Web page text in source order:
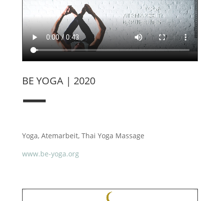
BE YOGA | 2020
—
Yoga, Atemarbeit, Thai Yoga Massage
www.be-yoga.org